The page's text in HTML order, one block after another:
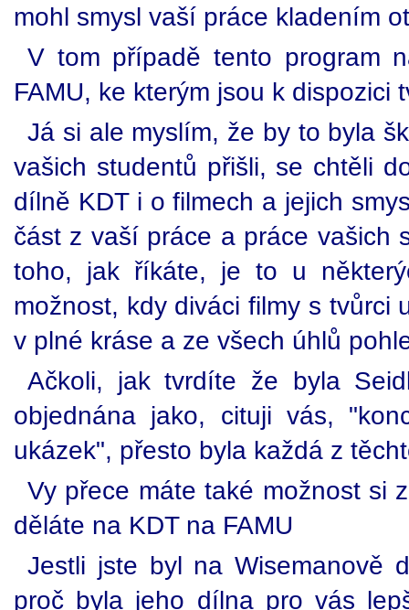
mohl smysl vaší práce kladením
V tom případě tento program
FAMU, ke kterým jsou k dispozici
Já si ale myslím, že by to byla
vašich studentů přišli, se chtěli
dílně KDT i o filmech a jejich
část z vaší práce a práce vašich
toho, jak říkáte, je to u
možnost, kdy diváci filmy s tvůrci
v plné kráse a ze všech úhlů
Ačkoli, jak tvrdíte že byla
objednána jako, cituji vás,
ukázek", přesto byla každá z
Vy přece máte také možnost si
děláte na KDT na FAMU
Jestli jste byl na Wisemanově
proč byla jeho dílna pro vás